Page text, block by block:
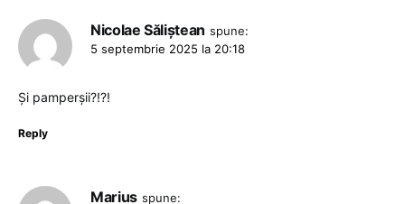
Nicolae Săliștean spune:
5 septembrie 2025 la 20:18
Și pamperșii?!?!
Reply
Marius spune: